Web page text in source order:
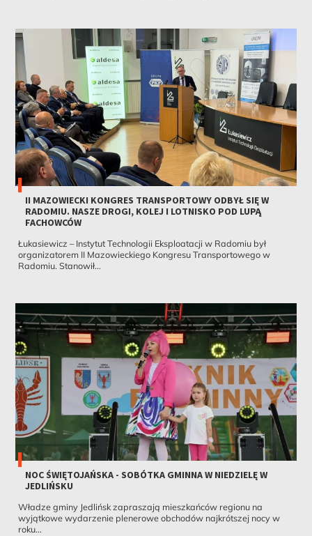
II MAZOWIECKI KONGRES TRANSPORTOWY ODBYŁ SIĘ W
RADOMIU. NASZE DROGI, KOLEJ I LOTNISKO POD LUPĄ
FACHOWCÓW
Łukasiewicz – Instytut Technologii Eksploatacji w Radomiu był
organizatorem II Mazowieckiego Kongresu Transportowego w
Radomiu. Stanowił...
NOC ŚWIĘTOJAŃSKA - SOBÓTKA GMINNA W NIEDZIELĘ W
JEDLIŃSKU
Władze gminy Jedlińsk zapraszają mieszkańców regionu na
wyjątkowe wydarzenie plenerowe obchodów najkrótszej nocy w
roku...